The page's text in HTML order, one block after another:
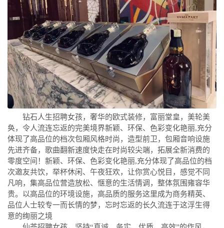
钻石人生招聘女孩，奢华的欧式装修，富丽堂皇，美轮美
奂，令人流连忘返的完美境界新颖、环保、色彩变化艳丽,充分
体现了高品位的档次包厢风格时尚，造型前卫，包厢音响设施
先进齐备，歌曲翻新速度快走在时尚较尖端，拓展全新消费的
零度空间！新颖、环保、色彩变化艳丽,充分体现了高品位的档
次邀友共饮，举杯休闲、午夜狂欢，让你赏心悦目，感觉不同
凡响，集高品位营造放松、惬意的生活情调，整体氛围雍容华
贵。以高品位的环境设施，高品质的服务这里成为商务精英、
品位人士较专一而长情的梦，忘时忘返的长久流连于这浮生得
意的绚丽之境